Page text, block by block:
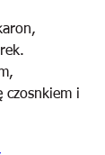
czosnkiem i